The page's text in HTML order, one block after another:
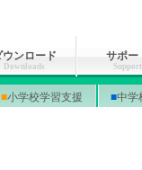
ウンロード
Downloads
サポー
Support
■小学校学習支援 ■中学